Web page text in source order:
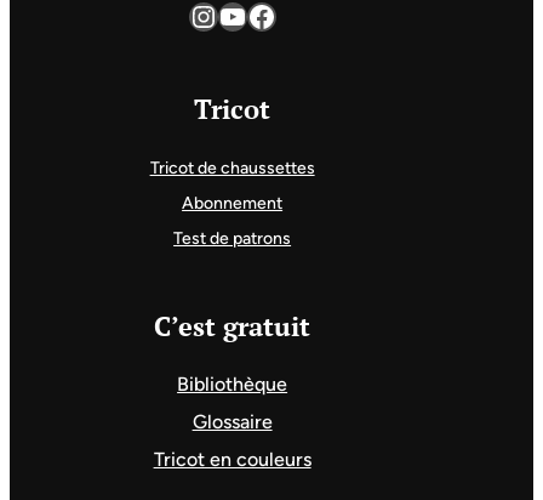
InstagramYouTube Facebook
Tricot
Tricot de chaussettes
Abonnement
Test de patrons
C’est gratuit
Bibliothèque
Glossaire
Tricot en couleurs